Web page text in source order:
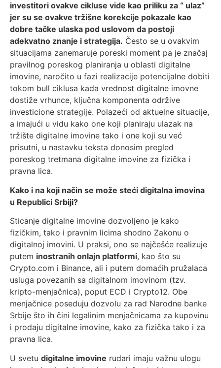
investitori ovakve cikluse vide kao priliku za “ ulaz”
jer su se ovakve tržišne korekcije pokazale kao
dobre tačke ulaska pod uslovom da postoji
adekvatno znanje i strategija. Često se u ovakvim
situacijama zanemaruje poreski moment pa je značaj
pravilnog poreskog planiranja u oblasti digitalne
imovine, naročito u fazi realizacije potencijalne dobiti
tokom bull ciklusa kada vrednost digitalne imovne
dostiže vrhunce, ključna komponenta održive
investicione strategije. Polazeći od aktuelne situacije,
a imajući u vidu kako one koji planiraju ulazak na
tržište digitalne imovine tako i one koji su već
prisutni, u nastavku teksta donosim pregled
poreskog tretmana digitalne imovine za fizička i
pravna lica.
Kako i na koji način se može steći digitalna imovina
u Republici Srbiji?
Sticanje digitalne imovine dozvoljeno je kako
fizičkim, tako i pravnim licima shodno Zakonu o
digitalnoj imovini. U praksi, ono se najčešće realizuje
putem inostranih onlajn platformi, kao što su
Crypto.com i Binance, ali i putem domaćih pružalaca
usluga povezanih sa digitalnom imovinom (tzv.
kripto-menjačnica), poput ECD i Crypto12. Obe
menjačnice poseduju dozvolu za rad Narodne banke
Srbije što ih čini legalinim menjačnicama za kupovinu
i prodaju digitalne imovine, kako za fizička tako i za
pravna lica.
U svetu digitalne imovine rudari imaju važnu ulogu